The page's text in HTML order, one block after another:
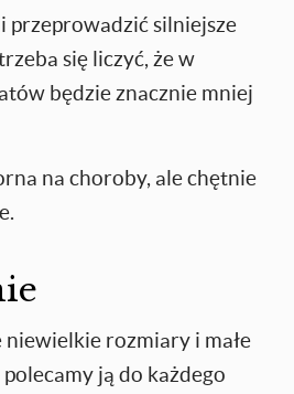
przeprowadzić silniejsze
się liczyć, że w
będzie znacznie mniej
na choroby, ale chętnie
niewielkie rozmiary i małe
ją do każdego